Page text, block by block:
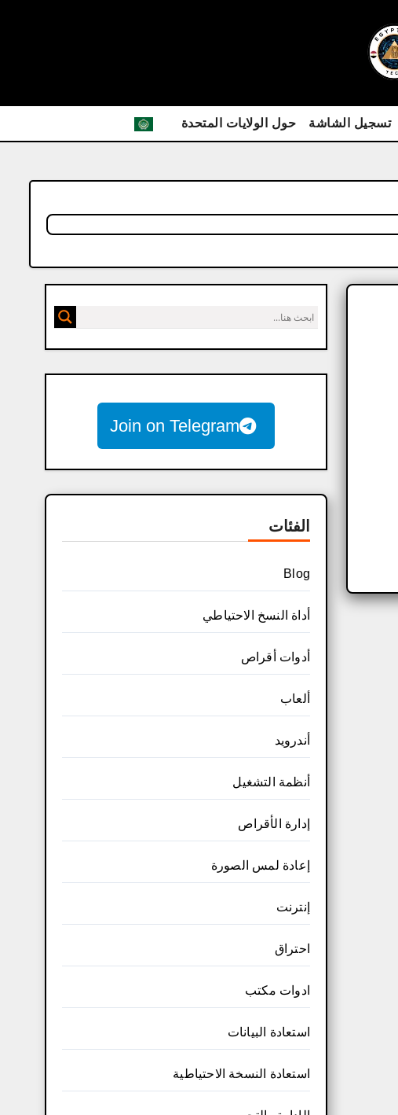
تسجيل الشاشة حول الولايات المتحدة
Join on Telegram
الفئات
Blog
أداة النسخ الاحتياطي
أدوات أقراص
ألعاب
أندرويد
أنظمة التشغيل
إدارة الأقراص
إعادة لمس الصورة
إنترنت
احتراق
ادوات مكتب
استعادة البيانات
استعادة النسخة الاحتياطية